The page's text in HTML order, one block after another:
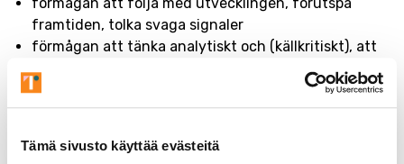
Tämä sivusto käyttää evästeitä
framtiden, tolka svaga signaler
förmågan att tänka analytiskt och (källkritiskt), att
ifrågasätta
förmågan att definiera problem och
problemlösningsprocessen
konstruktiv, systematisk, kan arbeta med projekt,